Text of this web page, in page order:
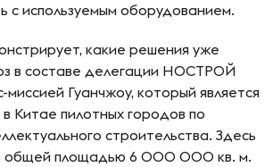
с используемым оборудованием.
какие решения уже
в составе делегации НОСТРОЙ
миссией Гуанчжоу, который является
Китае пилотных городов по
строительства. Здесь
общей площадью 6 000 000 кв. м.